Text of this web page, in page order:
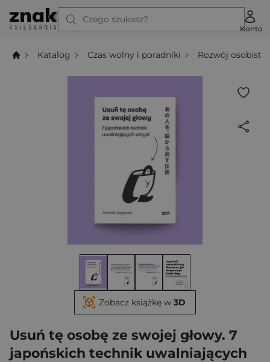
Czego szukasz?
Konto
Katalog Czas wolny i poradniki Rozwój osobisty
Usuń tę osobę ze swojej głowy. 7
japońskich technik uwalniających
Zobacz książkę w 3D